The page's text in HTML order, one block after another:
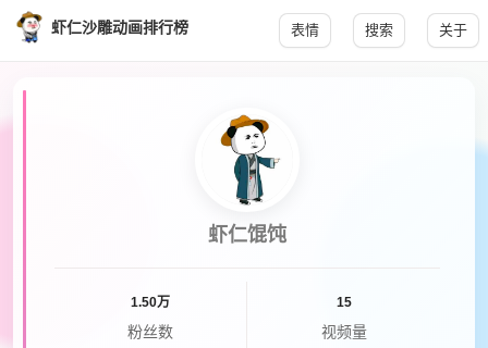
虾仁沙雕动画排行榜 表情 搜索 关于
虾仁馄饨
1.50万
粉丝数
15
视频量